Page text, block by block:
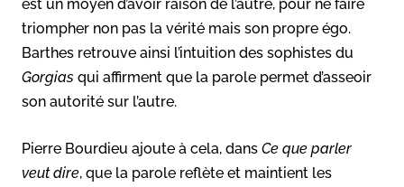
est un moyen d’avoir raison de l’autre, pour ne faire
triompher non pas la vérité mais son propre égo.
Barthes retrouve ainsi l’intuition des sophistes du
Gorgias qui affirment que la parole permet d’asseoir
son autorité sur l’autre.
Pierre Bourdieu ajoute à cela, dans Ce que parler
veut dire, que la parole reflète et maintient les